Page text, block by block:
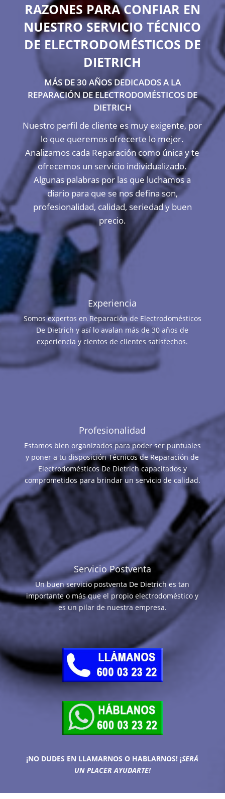
RAZONES PARA CONFIAR EN
NUESTRO SERVICIO TÉCNICO
DE ELECTRODOMÉSTICOS DE
DIETRICH
MÁS DE 30 AÑOS DEDICADOS A LA
REPARACIÓN DE ELECTRODOMÉSTICOS DE
DIETRICH
Nuestro perfil de cliente es muy exigente, por
lo que queremos ofrecerte lo mejor.
Analizamos cada Reparación como única y te
ofrecemos un servicio individualizado.
Algunas palabras por las que luchamos a
diario para que se nos defina son,
profesionalidad, calidad, seriedad y buen
precio.
Experiencia
Somos expertos en Reparación de Electrodomésticos
De Dietrich y así lo avalan más de 30 años de
experiencia y cientos de clientes satisfechos.
Profesionalidad
Estamos bien organizados para poder ser puntuales
y poner a tu disposición Técnicos de Reparación de
Electrodomésticos De Dietrich capacitados y
comprometidos para brindar un servicio de calidad.
Servicio Postventa
Un buen servicio postventa De Dietrich es tan
importante o más que el propio electrodoméstico y
es un pilar de nuestra empresa.
¡NO DUDES EN LLAMARNOS O HABLARNOS! ¡SERÁ
UN PLACER AYUDARTE!